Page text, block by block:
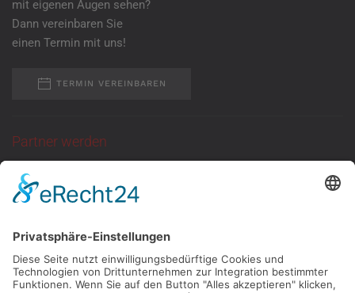
mit eigenen Augen sehen?
Dann vereinbaren Sie
einen Termin mit uns!
TERMIN VEREINBAREN
Partner werden
Sie suchen eine
ganzjährige Anlaufstelle
mit neutraler Atmosphäre?
Dann melden Sie
sich bei uns!